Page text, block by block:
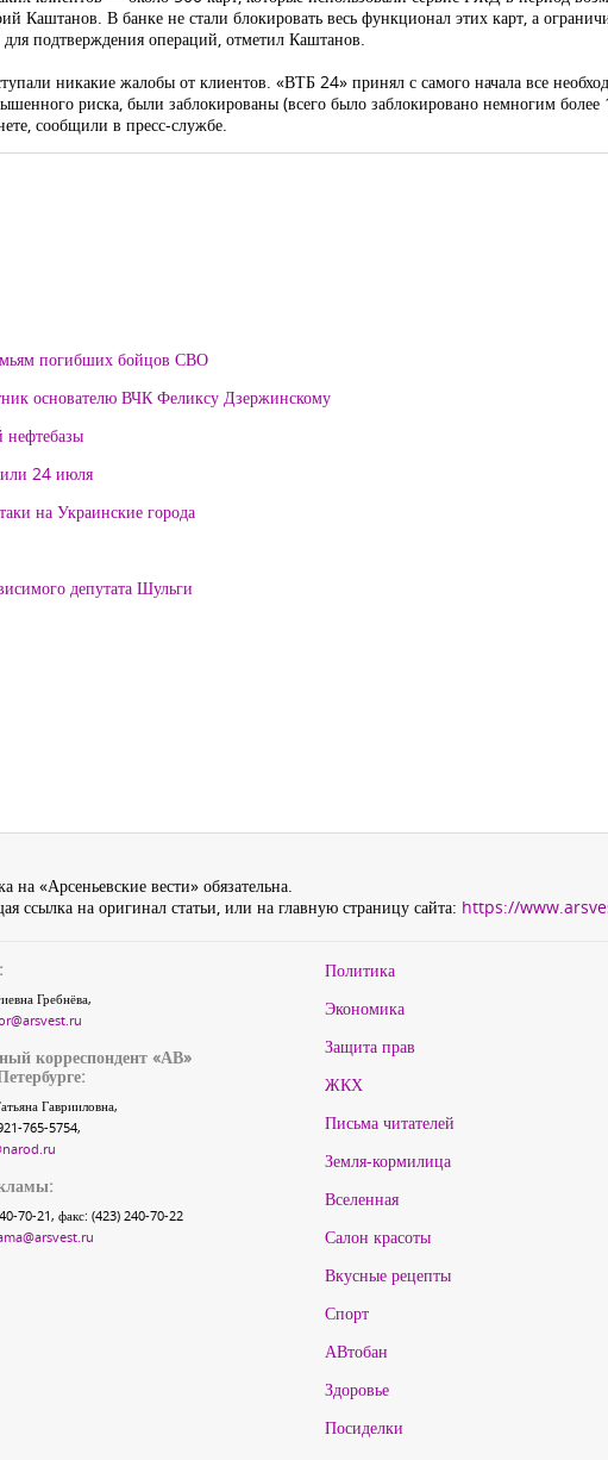
В банке не стали блокировать весь функционал этих карт, а
подтверждения операций, отметил Каштанов.
никакие жалобы от клиентов. «ВТБ 24» принял с самого начала все
риска, были заблокированы (всего было заблокировано немногим
сообщили в пресс-службе.
погибших бойцов СВО
основателю ВЧК Феликсу Дзержинскому
24 июля
на Украинские города
депутата Шульги
«Арсеньевские вести» обязательна.
ссылка на оригинал статьи, или на главную страницу сайта: https://
Гребнёва,
корреспондент «АВ»
Гаврииловна,
765-5754,
70-21, факс: (423) 240-70-22
Политика
Экономика
Защита прав
ЖКХ
Письма читателей
Земля-кормилица
Вселенная
Салон красоты
Вкусные рецепты
Спорт
АВтобан
Здоровье
Посиделки